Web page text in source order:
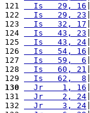
121
  Is   29, 16
122
  Is   29, 23
123
  Is   32, 17
124
  Is   43, 23
125
  Is   43, 24
126
  Is   54, 16
127
  Is   59,  6
128
  Is   60, 21
129
  Is   62,  8
130
  Jr    1, 16
131
  Jr    2, 24
132
  Jr    3, 24